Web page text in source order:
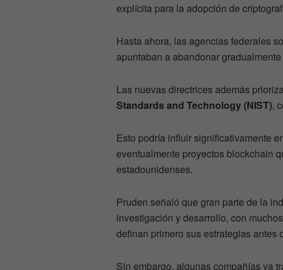
explícita para la adopción de
Hasta ahora, las agencias federales
apuntaban a abandonar
Las nuevas directrices además
Standards and Technology (NIST),
Esto podría influir significativamente
eventualmente proyectos blockchain
estadounidenses.
Pruden señaló que gran parte de la
investigación y desarrollo, con
definan primero sus estrategias antes
Sin embargo, algunas compañías ya